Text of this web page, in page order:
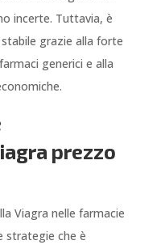
incerte. Tuttavia, è
grazie alla forte
generici e alla
prezzo
Viagra nelle farmacie
strategie che è